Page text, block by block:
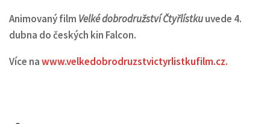
Animovaný film Velké dobrodružství Čtyřlístkuuvede 4.
dubna do českých kin Falcon.
Více nawww.velkedobrodruzstvictyrlistkufilm.cz.